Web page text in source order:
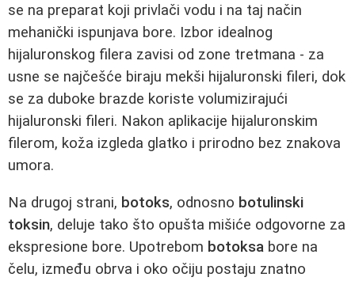
se na preparat koji privlači vodu i na taj način
mehanički ispunjava bore. Izbor idealnog
hijaluronskog filera zavisi od zone tretmana - za
usne se najčešće biraju mekši hijaluronski fileri, dok
se za duboke brazde koriste volumizirajući
hijaluronski fileri. Nakon aplikacije hijaluronskim
filerom, koža izgleda glatko i prirodno bez znakova
umora.
Na drugoj strani, botoks, odnosno botulinski
toksin, deluje tako što opušta mišiće odgovorne za
ekspresione bore. Upotrebom botoksa bore na
čelu, između obrva i oko očiju postaju znatno